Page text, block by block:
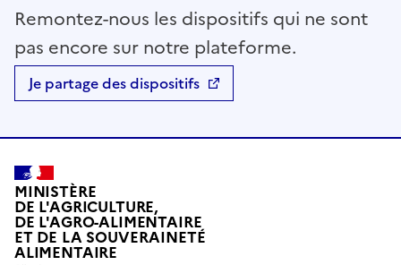
Remontez-nous les dispositifs qui ne sont
pas encore sur notre plateforme.
Je partage des dispositifs
MINISTÈRE
DE L'AGRICULTURE,
DE L'AGRO-ALIMENTAIRE
ET DE LA SOUVERAINETÉ
ALIMENTAIRE